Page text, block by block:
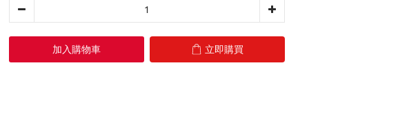
加入購物車 立即購買